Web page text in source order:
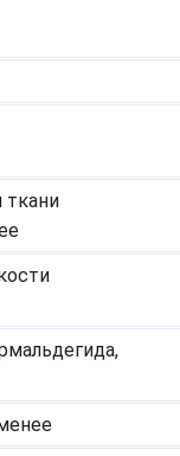
ткани